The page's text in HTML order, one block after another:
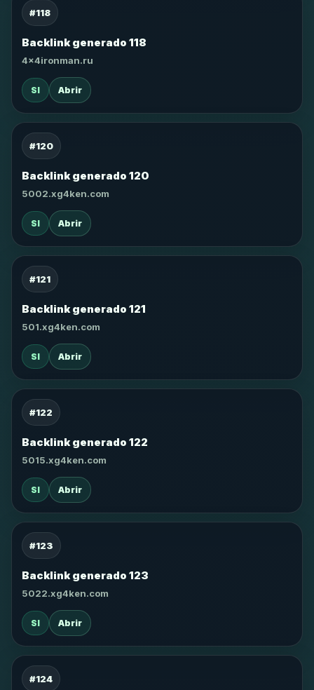
#118
Backlink generado 118
4x4ironman.ru
SI Abrir
#120
Backlink generado 120
5002.xg4ken.com
SI Abrir
#121
Backlink generado 121
501.xg4ken.com
SI Abrir
#122
Backlink generado 122
5015.xg4ken.com
SI Abrir
#123
Backlink generado 123
5022.xg4ken.com
SI Abrir
#124